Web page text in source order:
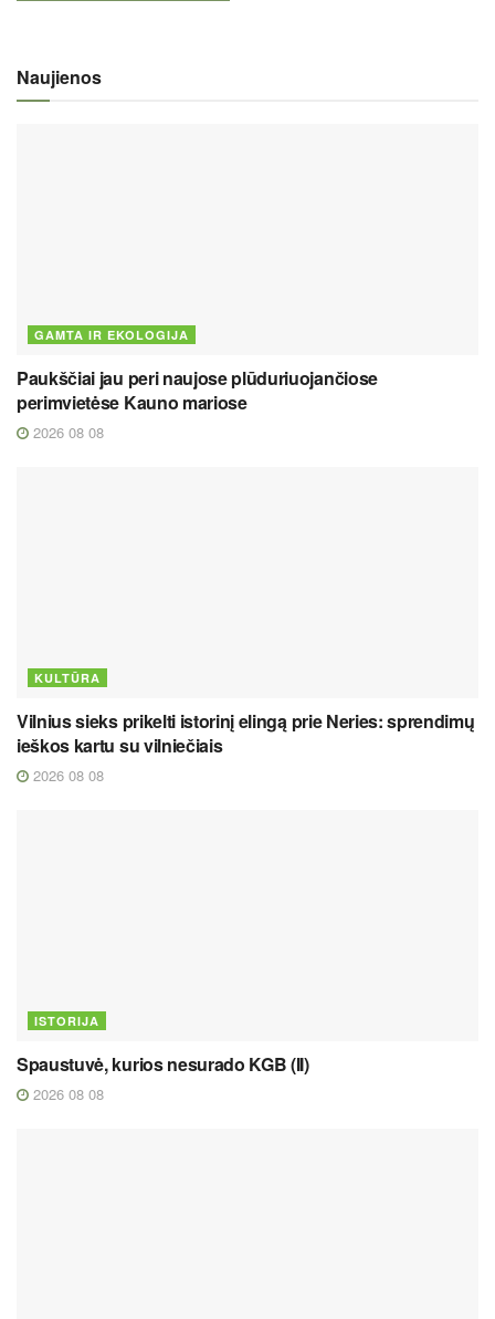
Naujienos
GAMTA IR EKOLOGIJA
Paukščiai jau peri naujose plūduriuojančiose
perimvietėse Kauno mariose
2026 08 08
KULTŪRA
Vilnius sieks prikelti istorinį elingą prie Neries: sprendimų
ieškos kartu su vilniečiais
2026 08 08
ISTORIJA
Spaustuvė, kurios nesurado KGB (II)
2026 08 08